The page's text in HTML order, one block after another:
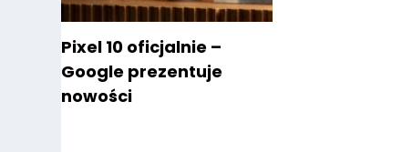
Pixel 10 oficjalnie –
Google prezentuje
nowości